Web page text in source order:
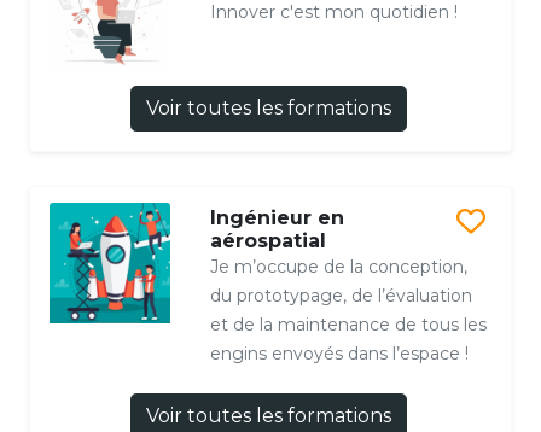
Innover c'est mon quotidien !
Voir toutes les formations
Ingénieur en
aérospatial
Je m’occupe de la conception,
du prototypage, de l’évaluation
et de la maintenance de tous les
engins envoyés dans l’espace !
Voir toutes les formations